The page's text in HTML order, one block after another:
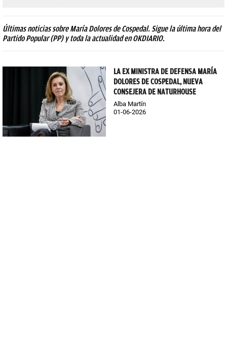
Últimas noticias sobre María Dolores de Cospedal. Sigue la última hora del
Partido Popular (PP) y toda la actualidad en OKDIARIO.
LA EX MINISTRA DE DEFENSA MARÍA
DOLORES DE COSPEDAL, NUEVA
CONSEJERA DE NATURHOUSE
Alba Martín
01-06-2026